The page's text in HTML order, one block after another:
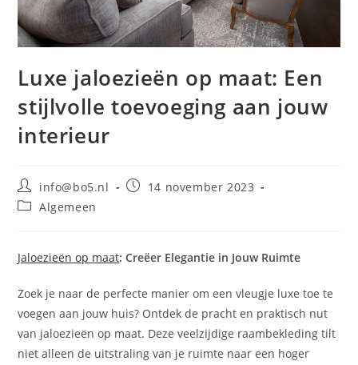
Luxe jaloezieën op maat: Een
stijlvolle toevoeging aan jouw
interieur
Bericht
auteur:
info@bo5.nl
Bericht14 november 2023
Berichtcategorie:
Algemeen
Jaloezieën op maat: Creëer Elegantie in Jouw Ruimte
Zoek je naar de perfecte manier om een vleugje luxe toe te
voegen aan jouw huis? Ontdek de pracht en praktisch nut
van jaloezieën op maat. Deze veelzijdige raambekleding tilt
niet alleen de uitstraling van je ruimte naar een hoger